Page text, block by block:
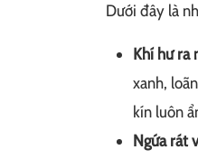
Dưới đây là
Khí hư ra
xanh,
kín luôn
Ngứa rát